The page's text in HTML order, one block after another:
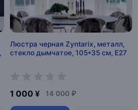
Люстра черная Zyntarix, металл,
стекло дымчатое, 105*35 см, Е27
1 000 ¥ 14 000 ₽